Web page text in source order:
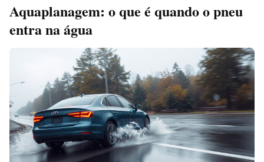
Aquaplanagem: o que é quando o pneu
entra na água